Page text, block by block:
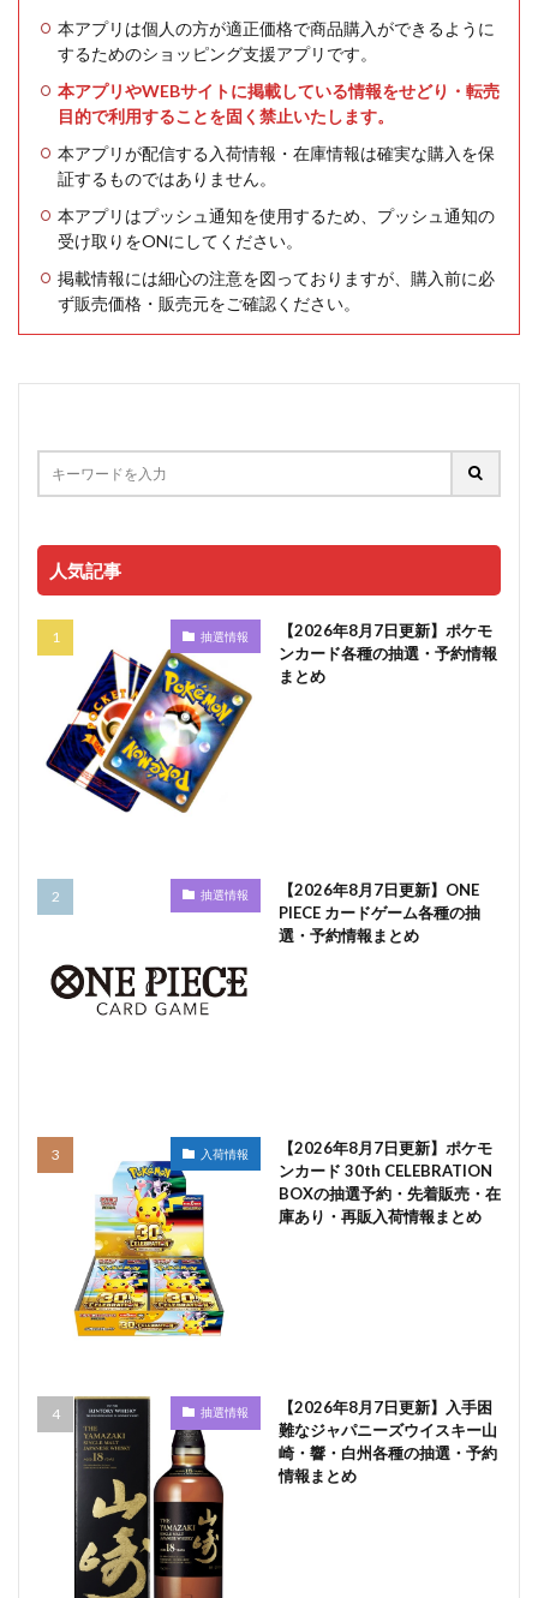
本アプリは個人の方が適正価格で商品購入ができるように
するためのショッピング支援アプリです。
本アプリやWEBサイトに掲載している情報をせどり・転売
目的で利用することを固く禁止いたします。
本アプリが配信する入荷情報・在庫情報は確実な購入を保
証するものではありません。
本アプリはプッシュ通知を使用するため、プッシュ通知の
受け取りをONにしてください。
掲載情報には細心の注意を図っておりますが、購入前に必
ず販売価格・販売元をご確認ください。
人気記事
抽選情報
【2026年8月7日更新】ポケモ
ンカード各種の抽選・予約情報
まとめ
抽選情報
【2026年8月7日更新】ONE
PIECE カードゲーム各種の抽
選・予約情報まとめ
入荷情報
【2026年8月7日更新】ポケモ
ンカード 30th CELEBRATION
BOXの抽選予約・先着販売・在
庫あり・再販入荷情報まとめ
抽選情報
【2026年8月7日更新】入手困
難なジャパニーズウイスキー山
崎・響・白州各種の抽選・予約
情報まとめ